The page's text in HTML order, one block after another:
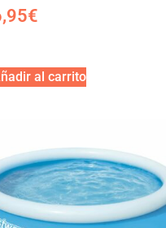
€
al carrito